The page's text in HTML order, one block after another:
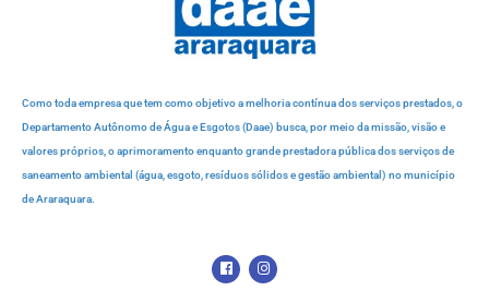
Como toda empresa que tem como objetivo a melhoria contínua dos serviços prestados, o
Departamento Autônomo de Água e Esgotos (Daae) busca, por meio da missão, visão e
valores próprios, o aprimoramento enquanto grande prestadora pública dos serviços de
saneamento ambiental (água, esgoto, resíduos sólidos e gestão ambiental) no município
de Araraquara.